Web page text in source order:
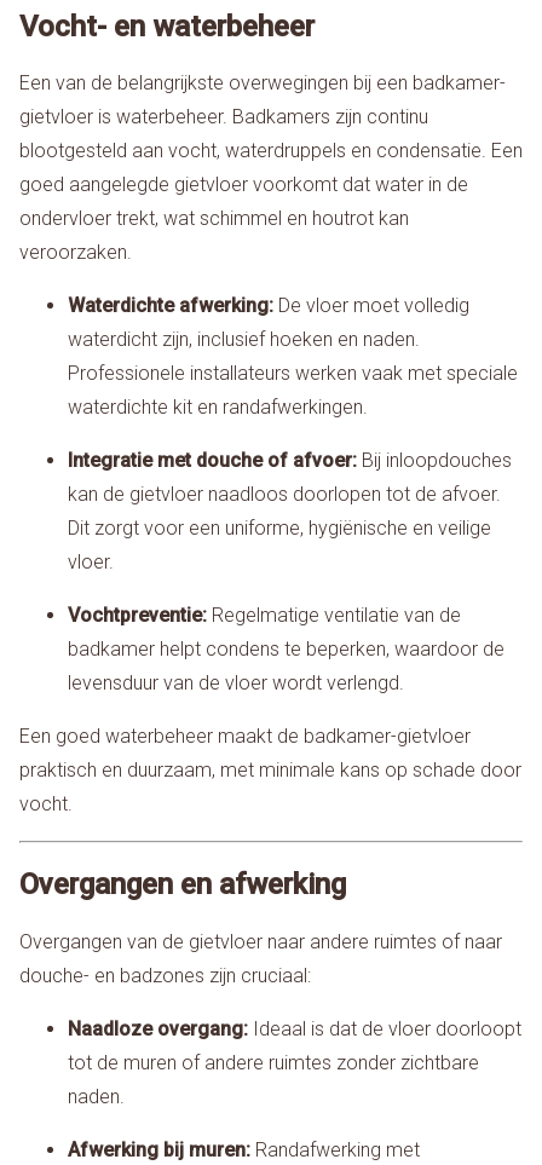
Vocht- en waterbeheer
Een van de belangrijkste overwegingen bij een badkamer-
gietvloer is waterbeheer. Badkamers zijn continu
blootgesteld aan vocht, waterdruppels en condensatie. Een
goed aangelegde gietvloer voorkomt dat water in de
ondervloer trekt, wat schimmel en houtrot kan
veroorzaken.
Waterdichte afwerking:De vloer moet volledig
waterdicht zijn, inclusief hoeken en naden.
Professionele installateurs werken vaak met speciale
waterdichte kit en randafwerkingen.
Integratie met douche of afvoer:Bij inloopdouches
kan de gietvloer naadloos doorlopen tot de afvoer.
Dit zorgt voor een uniforme, hygiënische en veilige
vloer.
Vochtpreventie:Regelmatige ventilatie van de
badkamer helpt condens te beperken, waardoor de
levensduur van de vloer wordt verlengd.
Een goed waterbeheer maakt de badkamer-gietvloer
praktisch en duurzaam, met minimale kans op schade door
vocht.
Overgangen en afwerking
Overgangen van de gietvloer naar andere ruimtes of naar
douche- en badzones zijn cruciaal:
Naadloze overgang:Ideaal is dat de vloer doorloopt
tot de muren of andere ruimtes zonder zichtbare
naden.
Afwerking bij muren:Randafwerking met